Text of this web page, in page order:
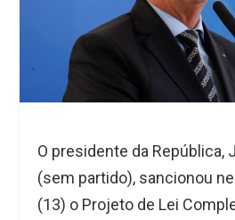
O presidente da República,
(sem partido), sancionou
(13) o Projeto de Lei